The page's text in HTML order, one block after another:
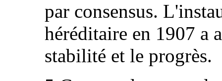
par consensus.
héréditaire en 1907 a
stabilité et le progrès.